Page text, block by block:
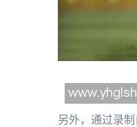
另外，通过录